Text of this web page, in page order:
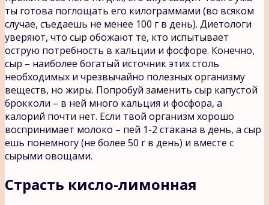
ты готова поглощать его килограммами (во всяком
случае, съедаешь не менее 100 г в день). Диетологи
уверяют, что сыр обожают те, кто испытывает
острую потребность в кальции и фосфоре. Конечно,
сыр – наиболее богатый источник этих столь
необходимых и чрезвычайно полезных организму
веществ, но жиры. Попробуй заменить сыр капустой
брокколи – в ней много кальция и фосфора, а
калорий почти нет. Если твой организм хорошо
воспринимает молоко – пей 1-2 стакана в день, а сыр
ешь понемногу (не более 50 г в день) и вместе с
сырыми овощами.
Страсть кисло-лимонная